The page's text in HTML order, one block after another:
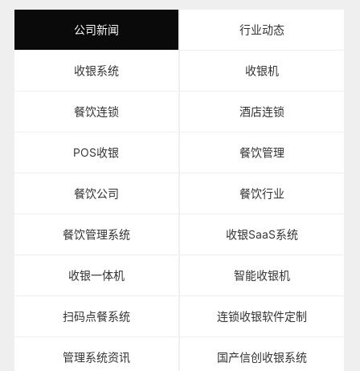
公司新闻 行业动态
收银系统 收银机
餐饮连锁 酒店连锁
POS收银 餐饮管理
餐饮公司 餐饮行业
餐饮管理系统 收银SaaS系统
收银一体机 智能收银机
扫码点餐系统 连锁收银软件定制
管理系统资讯 国产信创收银系统